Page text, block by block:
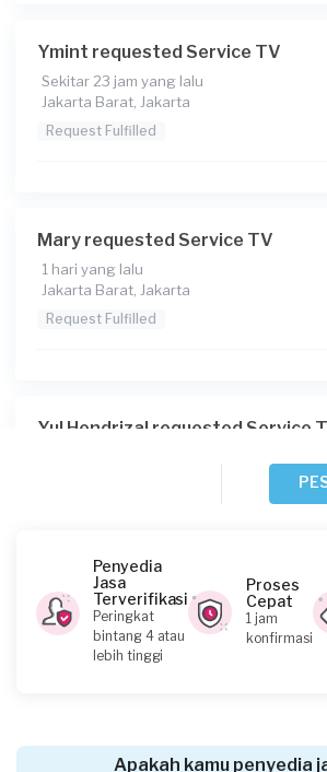
Ymint requested Service TV
Sekitar 23 jam yang lalu
Jakarta Barat, Jakarta
Request Fulfilled
Mary requested Service TV
1 hari yang lalu
Jakarta Barat, Jakarta
Request Fulfilled
Yul Hendrizal requested Service
Owen List requested Service TV
2 hari yang lalu
Jakarta Barat, Jakarta
Penyedia
Jasa
Terverifikasi
Peringkat
bintang 4 atau
lebih tinggi
Proses
Cepat
1 jam
konfirmasi
Apakah kamu penyedia